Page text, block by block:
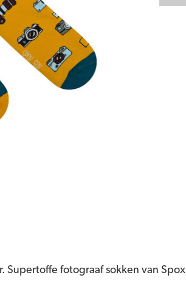
Supertoffe fotograaf sokken van Spox